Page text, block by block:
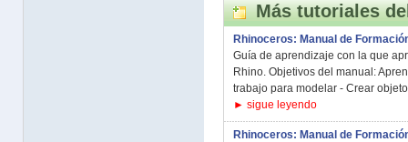
Más tutoriales
Rhinoceros: Manual de
Guía de aprendizaje con la que
Rhino. Objetivos del manual:
trabajo para modelar - Crear
► sigue leyendo
Rhinoceros: Manual de